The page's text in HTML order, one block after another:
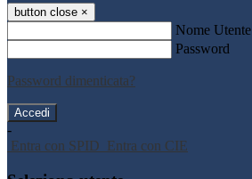
button close ×
Nome Utente
Password
Password dimenticata?
-
Entra con SPID Entra con CIE